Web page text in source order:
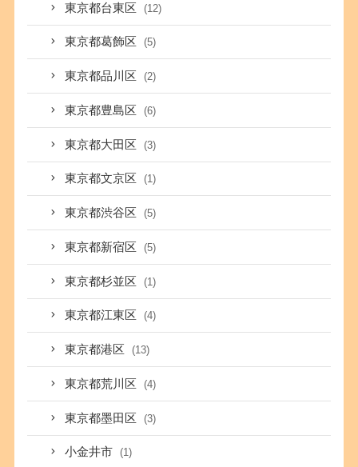
東京都台東区 (12)
東京都葛飾区 (5)
東京都品川区 (2)
東京都豊島区 (6)
東京都大田区 (3)
東京都文京区 (1)
東京都渋谷区 (5)
東京都新宿区 (5)
東京都杉並区 (1)
東京都江東区 (4)
東京都港区 (13)
東京都荒川区 (4)
東京都墨田区 (3)
小金井市 (1)